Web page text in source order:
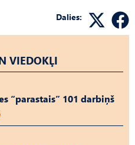
Dalies:
VIEDOKĻI
“parastais” 101 darbiņš